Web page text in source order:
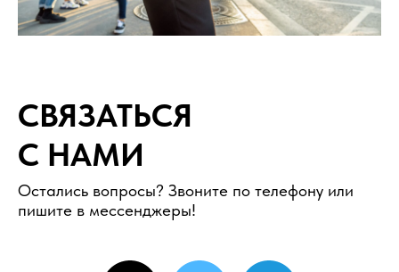
СВЯЗАТЬСЯ
С НАМИ
Остались вопросы? Звоните по телефону или
пишите в мессенджеры!